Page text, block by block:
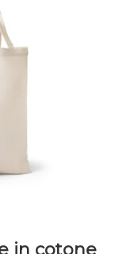
in cotone